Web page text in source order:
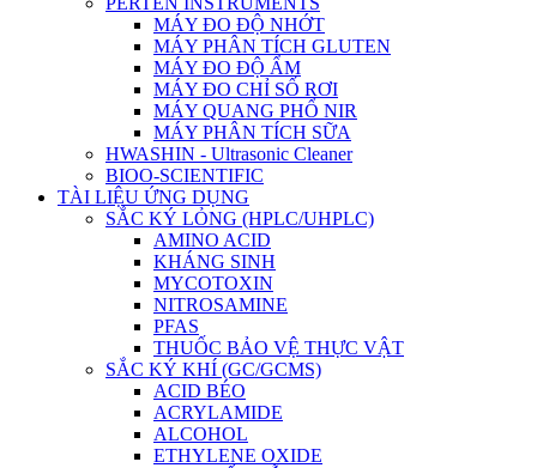
MÁY ĐO ĐỘ NHỚT
MÁY PHÂN TÍCH GLUTEN
MÁY ĐO ĐỘ ẨM
MÁY ĐO CHỈ SỐ RƠI
MÁY QUANG PHỔ NIR
MÁY PHÂN TÍCH SỮA
HWASHIN - Ultrasonic Cleaner
BIOO-SCIENTIFIC
TÀI LIỆU ỨNG DỤNG
SẮC KÝ LỎNG (HPLC/UHPLC)
AMINO ACID
KHÁNG SINH
MYCOTOXIN
NITROSAMINE
PFAS
THUỐC BẢO VỆ THỰC VẬT
SẮC KÝ KHÍ (GC/GCMS)
ACID BÉO
ACRYLAMIDE
ALCOHOL
ETHYLENE OXIDE